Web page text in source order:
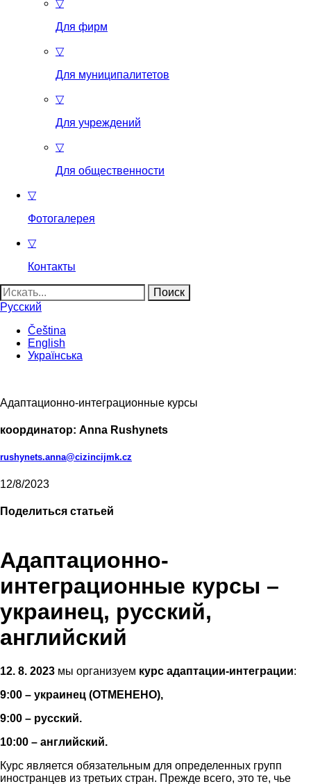
▽
Для фирм
▽
Для муниципалитетов
▽
Для учреждений
▽
Для общественности
▽
Фотогалерея
▽
Контакты
Найти:
Русский
Čeština
English
Українська
Адаптационно-интеграционные курсы
координатор: Anna Rushynets
rushynets.anna@cizincijmk.cz
12/8/2023
Поделиться статьей
Адаптационно-
интеграционные курсы –
украинец, pусский,
английский
12. 8. 2023 мы организуем курс адаптации-интеграции:
9:00 – украинец (ОТМЕНЕНО),
9:00 – русский.
10:00 – английский.
Курс является обязательным для определенных групп
иностранцев из третьих стран. Прежде всего, это те, чье